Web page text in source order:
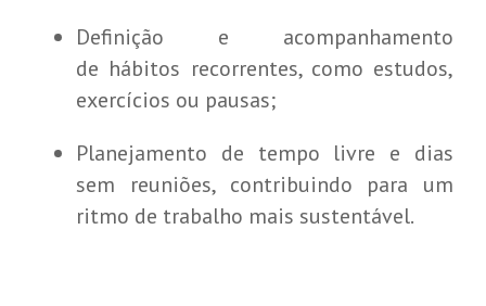
Definição e acompanhamento
de hábitos recorrentes, como estudos,
exercícios ou pausas;
Planejamento de tempo livre e dias
sem reuniões, contribuindo para um
ritmo de trabalho mais sustentável.